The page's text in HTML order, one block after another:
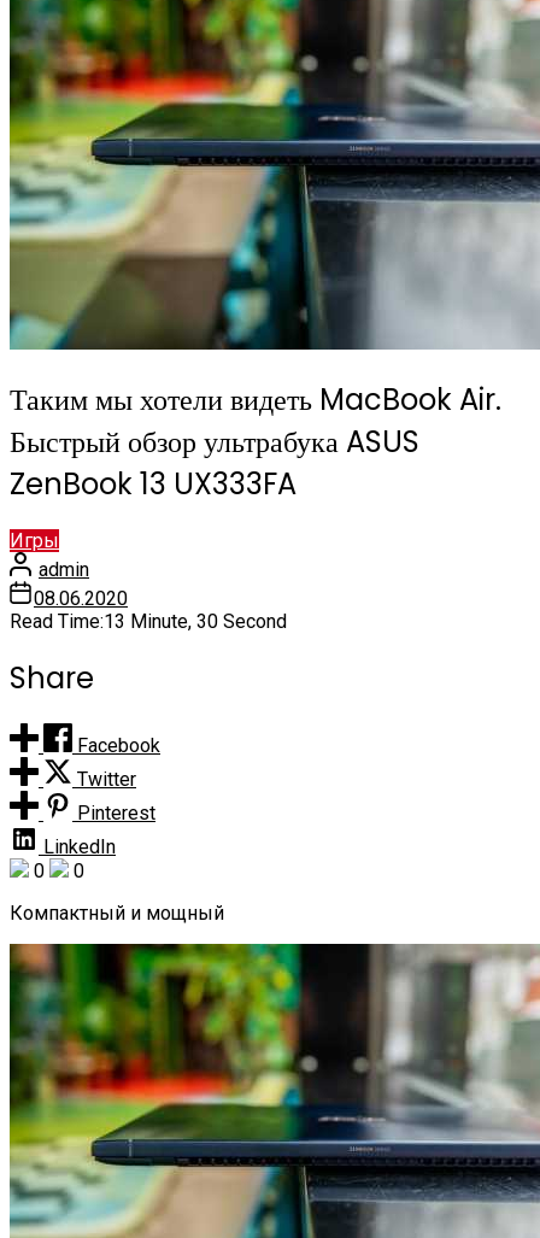
Таким мы хотели видеть MacBook Air.
Быстрый обзор ультрабука ASUS
ZenBook 13 UX333FA
Игры
admin
08.06.2020
Read Time:13 Minute, 30 Second
Share
Facebook
Twitter
Pinterest
LinkedIn
0
0
Компактный и мощный